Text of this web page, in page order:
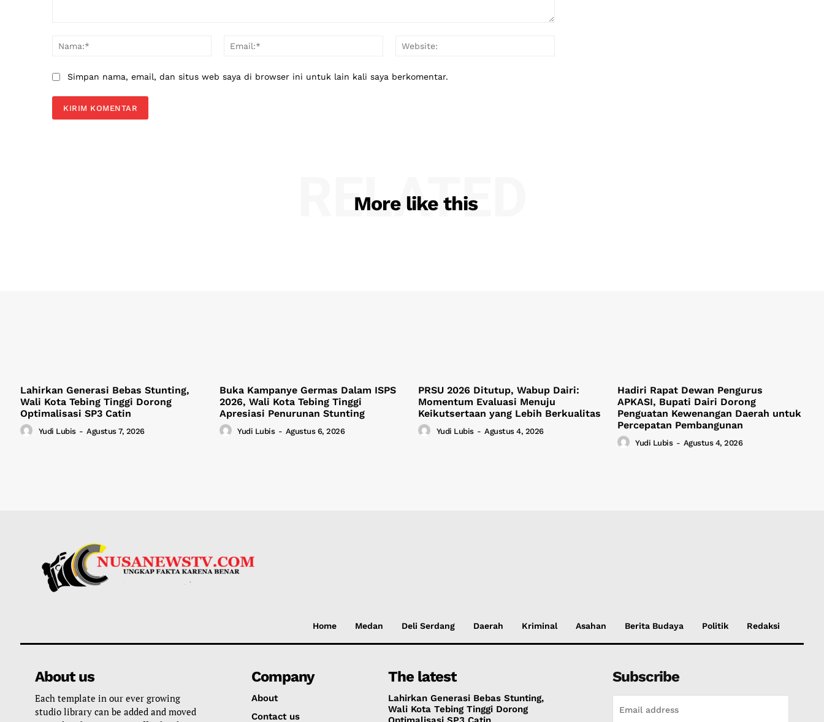
Nama:*
Email:*
Simpan nama, email, dan situs web saya di browser ini untuk lain kali saya berkomentar.
More like this
RELATED
Lahirkan Generasi Bebas Stunting,
Wali Kota Tebing Tinggi Dorong
Optimalisasi SP3 Catin
Yudi Lubis - Agustus 7, 2026
Buka Kampanye Germas Dalam ISPS
2026, Wali Kota Tebing Tinggi
Apresiasi Penurunan Stunting
Yudi Lubis - Agustus 6, 2026
PRSU 2026 Ditutup, Wabup Dairi:
Momentum Evaluasi Menuju
Keikutsertaan yang Lebih Berkualitas
Yudi Lubis - Agustus 4, 2026
Hadiri Rapat Dewan Pengurus
APKASI, Bupati Dairi Dorong
Penguatan Kewenangan Daerah untuk
Percepatan Pembangunan
Yudi Lubis - Agustus 4, 2026
Home Medan Deli Serdang Daerah Kriminal Asahan Berita Budaya Politik Redaksi
About us
Each template in our ever growing
studio library can be added and moved
Company
About
Contact us
The latest
Lahirkan Generasi Bebas Stunting,
Wali Kota Tebing Tinggi Dorong
Subscribe